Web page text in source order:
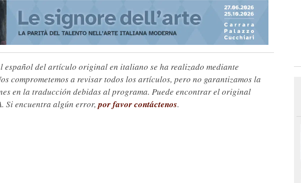
del artículo original en italiano se ha realizado mediante
comprometemos a revisar todos los artículos, pero no garantizamos la
en la traducción debidas al programa. Puede encontrar el original
Si encuentra algún error,por favor contáctenos.